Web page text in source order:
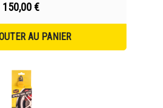
150,00 €
AU PANIER